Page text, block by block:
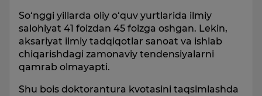
So‘nggi yillarda oliy o‘quv yurtlarida ilmiy
salohiyat 41 foizdan 45 foizga oshgan. Lekin,
aksariyat ilmiy tadqiqotlar sanoat va ishlab
chiqarishdagi zamonaviy tendensiyalarni
qamrab olmayapti.
Shu bois doktorantura kvotasini taqsimlashda